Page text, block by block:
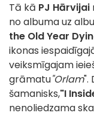
Tā kā PJ Hārvijai
no albuma uz
the Old Year
ikonas
veiksmīgajam
grāmatu"Orlam".
šamanisks,"I
nenoliedzama